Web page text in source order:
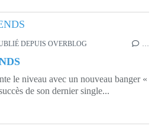
DEPUIS OVERBLOG
le niveau avec un nouveau banger «
de son dernier single...